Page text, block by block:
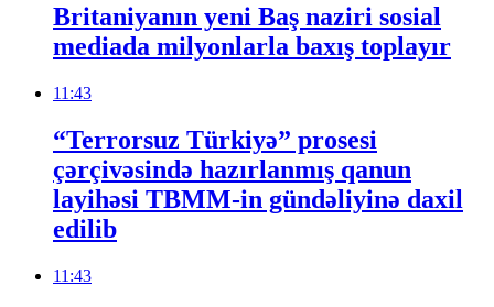
Britaniyanın yeni Baş naziri sosial
mediada milyonlarla baxış toplayır
11:43
“Terrorsuz Türkiyə” prosesi
çərçivəsində hazırlanmış qanun
layihəsi TBMM-in gündəliyinə daxil
edilib
11:43